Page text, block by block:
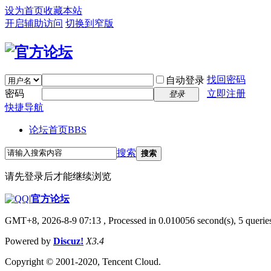
设为首页收藏本站
开启辅助访问 切换到窄版
自动登录 找回密码
密码
登录
立即注册
快捷导航
论坛首页BBS
搜索 搜索
请先登录后才能继续浏览
|官方论坛
GMT+8, 2026-8-9 07:13 , Processed in 0.010056 second(s), 5
Powered by Discuz! X3.4
Copyright © 2001-2020, Tencent Cloud.